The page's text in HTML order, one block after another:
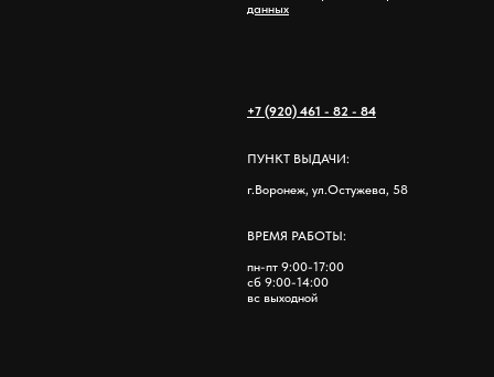
данных
+7 (920) 461 - 82 - 84
ПУНКТ ВЫДАЧИ:
г.Воронеж, ул.Остужева, 58
ВРЕМЯ РАБОТЫ:
пн-пт 9:00-17:00
сб 9:00-14:00
вс выходной